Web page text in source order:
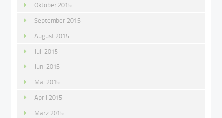
Oktober 2015
September 2015
August 2015
Juli 2015
Juni 2015
Mai 2015
April 2015
März 2015